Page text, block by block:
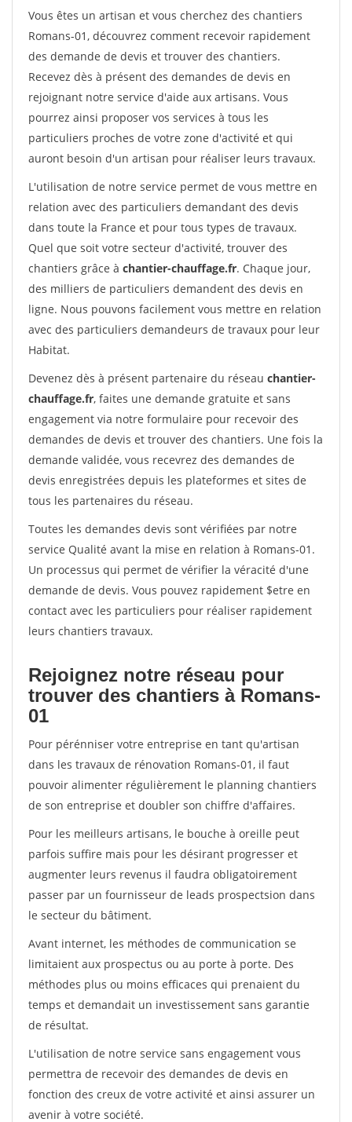
Vous êtes un artisan et vous cherchez des chantiers
Romans-01, découvrez comment recevoir rapidement
des demande de devis et trouver des chantiers.
Recevez dès à présent des demandes de devis en
rejoignant notre service d'aide aux artisans. Vous
pourrez ainsi proposer vos services à tous les
particuliers proches de votre zone d'activité et qui
auront besoin d'un artisan pour réaliser leurs travaux.
L'utilisation de notre service permet de vous mettre en
relation avec des particuliers demandant des devis
dans toute la France et pour tous types de travaux.
Quel que soit votre secteur d'activité, trouver des
chantiers grâce à chantier-chauffage.fr. Chaque jour,
des milliers de particuliers demandent des devis en
ligne. Nous pouvons facilement vous mettre en relation
avec des particuliers demandeurs de travaux pour leur
Habitat.
Devenez dès à présent partenaire du réseau chantier-
chauffage.fr, faites une demande gratuite et sans
engagement via notre formulaire pour recevoir des
demandes de devis et trouver des chantiers. Une fois la
demande validée, vous recevrez des demandes de
devis enregistrées depuis les plateformes et sites de
tous les partenaires du réseau.
Toutes les demandes devis sont vérifiées par notre
service Qualité avant la mise en relation à Romans-01.
Un processus qui permet de vérifier la véracité d'une
demande de devis. Vous pouvez rapidement $etre en
contact avec les particuliers pour réaliser rapidement
leurs chantiers travaux.
Rejoignez notre réseau pour
trouver des chantiers à Romans-
01
Pour pérénniser votre entreprise en tant qu'artisan
dans les travaux de rénovation Romans-01, il faut
pouvoir alimenter régulièrement le planning chantiers
de son entreprise et doubler son chiffre d'affaires.
Pour les meilleurs artisans, le bouche à oreille peut
parfois suffire mais pour les désirant progresser et
augmenter leurs revenus il faudra obligatoirement
passer par un fournisseur de leads prospectsion dans
le secteur du bâtiment.
Avant internet, les méthodes de communication se
limitaient aux prospectus ou au porte à porte. Des
méthodes plus ou moins efficaces qui prenaient du
temps et demandait un investissement sans garantie
de résultat.
L'utilisation de notre service sans engagement vous
permettra de recevoir des demandes de devis en
fonction des creux de votre activité et ainsi assurer un
avenir à votre société.